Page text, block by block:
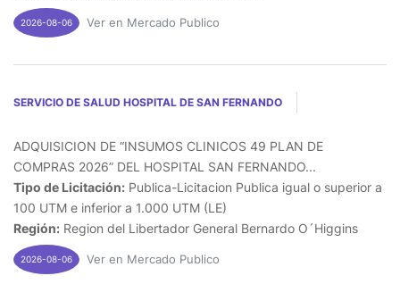
2026-08-06 Ver en Mercado Publico
SERVICIO DE SALUD HOSPITAL DE SAN FERNANDO
ADQUISICION DE “INSUMOS CLINICOS 49 PLAN DE
COMPRAS 2026” DEL HOSPITAL SAN FERNANDO...
Tipo de Licitación: Publica-Licitacion Publica igual o superior a
100 UTM e inferior a 1.000 UTM (LE)
Región: Region del Libertador General Bernardo O´Higgins
2026-08-06 Ver en Mercado Publico